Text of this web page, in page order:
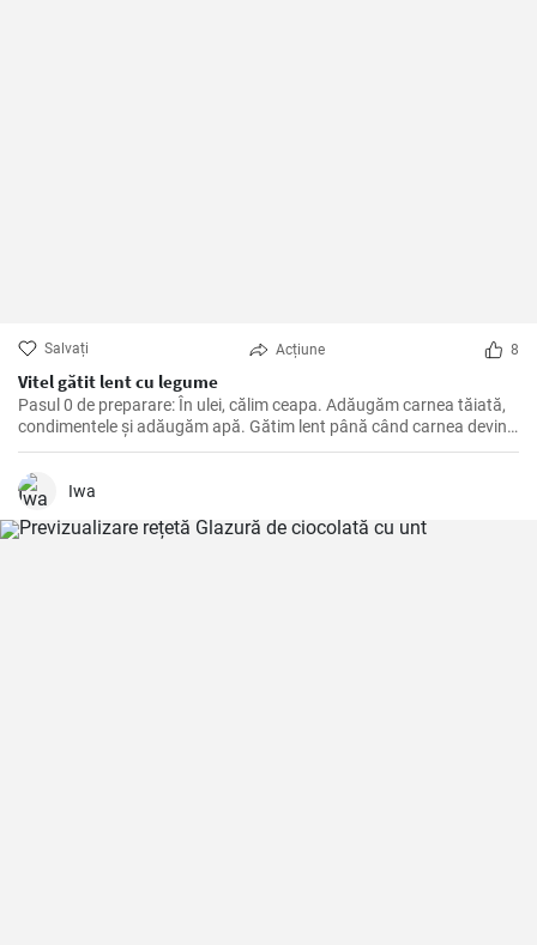
Salvați Acțiune 8
Vitel gătit lent cu legume
Pasul 0 de preparare: În ulei, călim ceapa. Adăugăm carnea tăiată,
condimentele și adăugăm apă. Gătim lent până când carnea devine
moale. Apoi adăugăm legumele, pasta de roșii și gătim până când
totul este moale. La final adăugăm smântână și lăsăm să dea în
clocot. Iwa